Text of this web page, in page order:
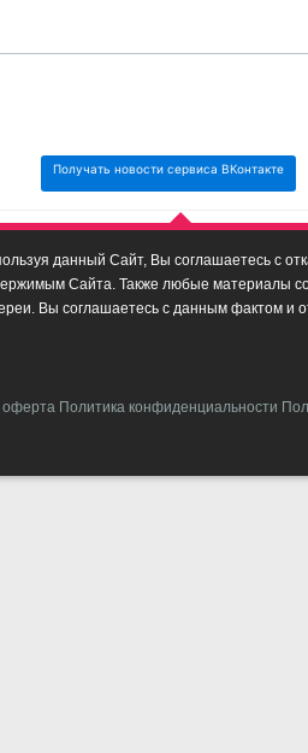
Получать новости сервиса ВКонтакте
данный Сайт, Вы соглашаетесь с
Сайта. Также любые материалы
Вы соглашаетесь с данным фактом и
оферта Политика конфиденциальности